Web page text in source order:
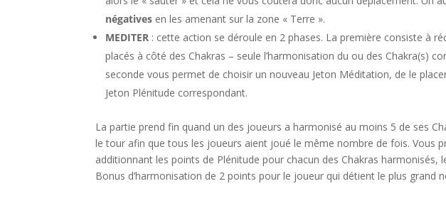
négatives en les amenant sur la zone « Terre ».
MEDITER : cette action se déroule en 2 phases. La première consiste à
placés à côté des Chakras – seule l’harmonisation du ou des Chakra(s)
seconde vous permet de choisir un nouveau Jeton Méditation, de le
Jeton Plénitude correspondant.
La partie prend fin quand un des joueurs a harmonisé au moins 5 de ses
le tour afin que tous les joueurs aient joué le même nombre de fois. Vous
additionnant les points de Plénitude pour chacun des Chakras harmonisés,
Bonus d’harmonisation de 2 points pour le joueur qui détient le plus grand